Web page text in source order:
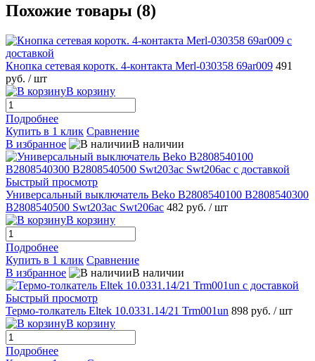
Похожие товары (8)
Кнопка сетевая коротк. 4-контакта Merl-030358 69ar009 491
руб. / шт
В корзину
Подробнее
Купить в 1 клик Сравнение
В избранное
В наличии
Быстрый просмотр
Универсальный выключатель Beko B2808540100 B2808540300
B2808540500 Swt203ac Swt206ac 482 руб. / шт
В корзину
Подробнее
Купить в 1 клик Сравнение
В избранное
В наличии
Быстрый просмотр
Термо-толкатель Eltek 10.0331.14/21 Trm001un 898 руб. / шт
В корзину
Подробнее